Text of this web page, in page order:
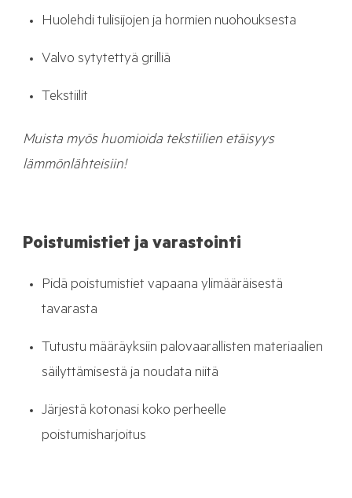
Huolehdi tulisijojen ja hormien nuohouksesta
Valvo sytytettyä grilliä
Tekstiilit
Muista myös huomioida tekstiilien etäisyys
lämmönlähteisiin!
Poistumistiet ja varastointi
Pidä poistumistiet vapaana ylimääräisestä
tavarasta
Tutustu määräyksiin palovaarallisten materiaalien
säilyttämisestä ja noudata niitä
Järjestä kotonasi koko perheelle
poistumisharjoitus